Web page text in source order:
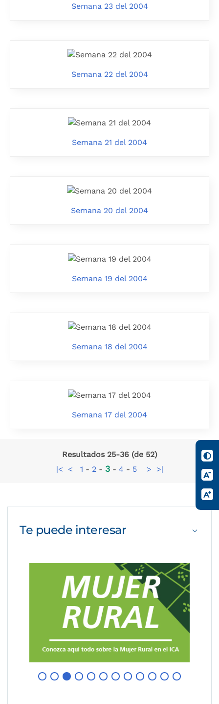
Semana 23 del 2004
Semana 22 del 2004
Semana 21 del 2004
Semana 20 del 2004
Semana 19 del 2004
Semana 18 del 2004
Semana 17 del 2004
Resultados 25-36 (de 52)
|<
< 1 - 2- 3- 4 - 5 > >|
Te puede interesar